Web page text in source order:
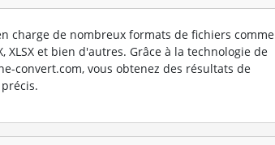
charge de nombreux formats de fichiers comme
XLSX et bien d'autres. Grâce à la technologie de
convert.com, vous obtenez des résultats de